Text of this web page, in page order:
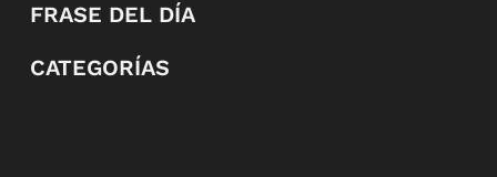
FRASE DEL DÍA
CATEGORÍAS